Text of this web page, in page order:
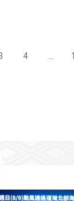
4